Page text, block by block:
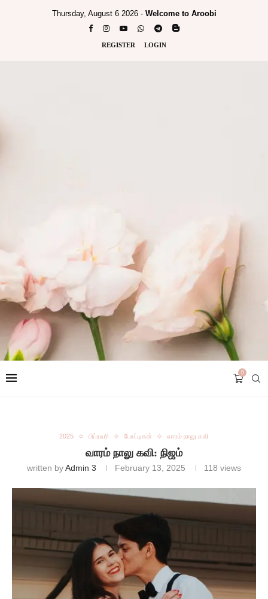
Thursday, August 6 2026 - Welcome to Aroobi
REGISTER LOGIN
0
2025 பிப்ரவரி போட்டிகள் வாரம் நாலு கவி
வாரம் நாலு கவி: நிஜம்
written byAdmin 3 February 13, 2025 118 views